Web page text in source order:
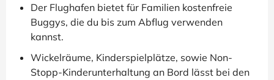
Der Flughafen bietet für Familien kostenfreie
Buggys, die du bis zum Abflug verwenden
kannst.
Wickelräume, Kinderspielplätze, sowie Non-
Stopp-Kinderunterhaltung an Bord lässt bei den